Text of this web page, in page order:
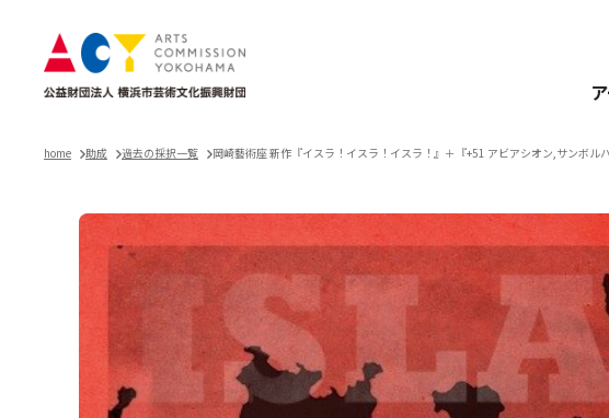
home 助成 過去の採択一覧 岡崎藝術座 新作『イスラ！イスラ！イスラ！』＋『+51 アビアシオン,サンボル